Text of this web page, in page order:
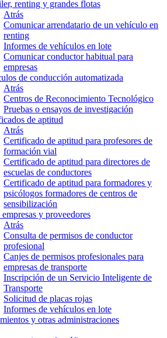
renting y grandes flotas
Atrás
Comunicar arrendatario de un vehículo en
renting
Informes de vehículos en lote
Comunicar conductor habitual para
empresas
de conducción automatizada
Atrás
Centros de Reconocimiento Tecnológico
Pruebas o ensayos de investigación
de aptitud
Atrás
Certificado de aptitud para profesores de
formación vial
Certificado de aptitud para directores de
escuelas de conductores
Certificado de aptitud para formadores y
psicólogos formadores de centros de
sensibilización
empresas y proveedores
Atrás
Consulta de permisos de conductor
profesional
Canjes de permisos profesionales para
empresas de transporte
Inscripción de un Servicio Inteligente de
Transporte
Solicitud de placas rojas
Informes de vehículos en lote
y otras administraciones